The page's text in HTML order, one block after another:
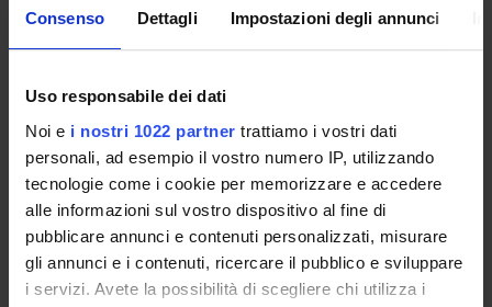
Consenso Dettagli Impostazioni degli annunci
Uso responsabile dei dati
Noi e i nostri 1022 partner trattiamo i vostri dati
personali, ad esempio il vostro numero IP, utilizzando
tecnologie come i cookie per memorizzare e accedere
alle informazioni sul vostro dispositivo al fine di
pubblicare annunci e contenuti personalizzati, misurare
gli annunci e i contenuti, ricercare il pubblico e sviluppare
i servizi. Avete la possibilità di scegliere chi utilizza i
GOVERNANCE
COMMISSIONI
UFFICI E STRUTTURE DI SERVIZIO
SERVIZI DI SEGRETERIA STUDENTI